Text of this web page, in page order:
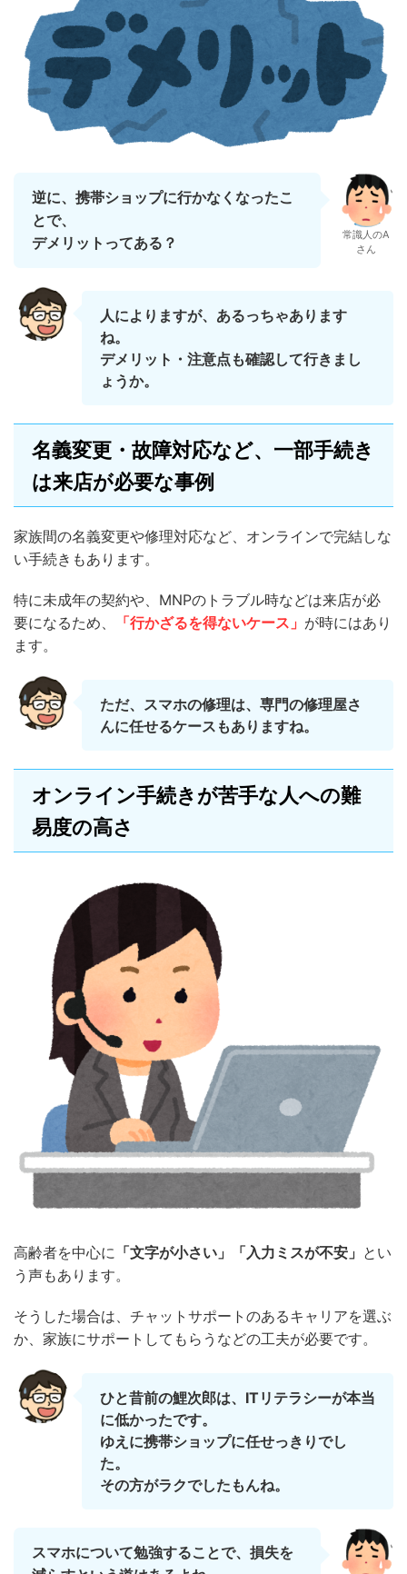
逆に、携帯ショップに行かなくなったこ
とで、
デメリットってある？
常識人のA
さん
人によりますが、あるっちゃあります
ね。
デメリット・注意点も確認して行きまし
ょうか。
名義変更・故障対応など、一部手続き
は来店が必要な事例
家族間の名義変更や修理対応など、オンラインで完結しな
い手続きもあります。
特に未成年の契約や、MNPのトラブル時などは来店が必
要になるため、
「行かざるを得ないケース」 が時にはあり
ます。
ただ、スマホの修理は、専門の修理屋さ
んに任せるケースもありますね。
オンライン手続きが苦手な人への難
易度の高さ
高齢者を中心に 「文字が小さい」「入力ミスが不安」 とい
う声もあります。
そうした場合は、チャットサポートのあるキャリアを選ぶ
か、家族にサポートしてもらうなどの工夫が必要です。
ひと昔前の鯉次郎は、ITリテラシーが本当
に低かったです。
ゆえに携帯ショップに任せっきりでし
た。
その方がラクでしたもんね。
スマホについて勉強することで、損失を